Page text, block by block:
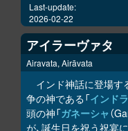
Last-update:
2026-02-22
アイラーヴァタ
Airavata, Airāvata
インド神話に登場す
争の神である「インドラ
頭の神「ガネーシャ（
が、誕生日を祝う祝宴